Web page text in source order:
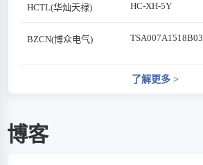
HCTL(华灿天禄) HC-XH-5Y
BZCN(博众电气) TSA007A1518B03
了解更多 >
博客